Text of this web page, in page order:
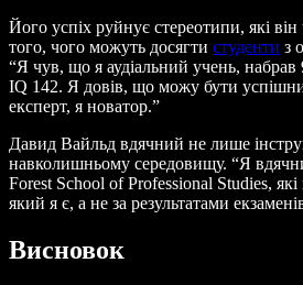
Його успіх руйнує стереотипи, які
того, чого можуть досягти студенти з
“Я чув, що я аудіальний учень, набрав
IQ 142. Я довів, що можу бути
експерт, я новатор.”
Давид Вайльд вдячний не лише
навколишньому середовищу. “Я
Forest School of Professional Studies,
який я є, а не за результатами
Висновок